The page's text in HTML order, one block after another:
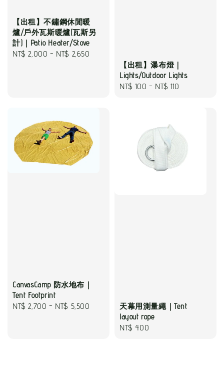
【出租】不鏽鋼休閒暖
爐/戶外瓦斯暖爐(瓦斯另
計)｜Patio Heater/Stove
Regular
NT$ 2,000 - NT$ 2,650
【出租】瀑布燈｜
Lights/Outdoor Lights
Regular
NT$ 100 - NT$ 110
CanvasCamp 防水地布｜
Tent Footprint
Regular
NT$ 2,700 - NT$ 5,500
天幕用測量繩｜Tent
layout rope
Regular
NT$ 400